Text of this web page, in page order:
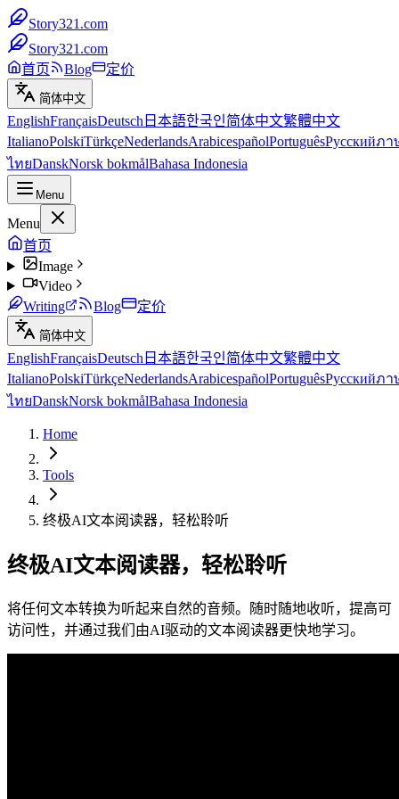
Story321.com
Story321.com
首页
Blog 定价
简体中文
EnglishFrançaisDeutsch 日本語한국인简体中文繁體中文
ItalianoPolskiTürkçeNederlandsArabicespañolPortuguêsРусскийภา
ไทยDanskNorsk bokmålBahasa Indonesia
Menu
Menu
首页
Image
Video
Writing
Blog 定价
简体中文
EnglishFrançaisDeutsch 日本語한국인简体中文繁體中文
ItalianoPolskiTürkçeNederlandsArabicespañolPortuguêsРусскийภา
ไทยDanskNorsk bokmålBahasa Indonesia
Home
Tools
终极AI文本阅读器，轻松聆听
终极AI文本阅读器，轻松聆听
将任何文本转换为听起来自然的音频。随时随地收听，提高可
访问性，并通过我们由AI驱动的文本阅读器更快地学习。